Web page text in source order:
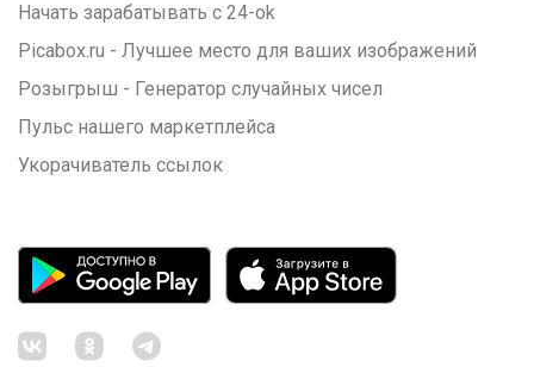
Начать зарабатывать с 24-ok
Picabox.ru - Лучшее место для ваших изображений
Розыгрыш - Генератор случайных чисел
Пульс нашего маркетплейса
Укорачиватель ссылок